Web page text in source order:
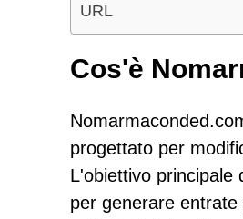
URL
Cos'è
progettato per
L'obiettivo principale
per generare